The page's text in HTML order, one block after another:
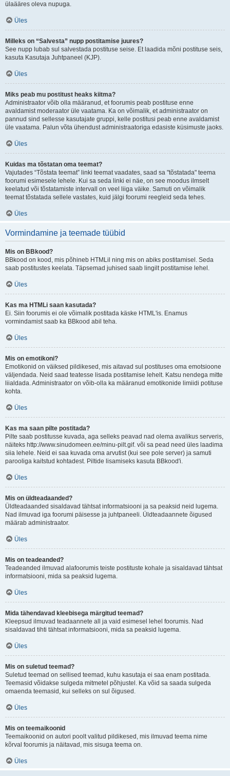
ülaääres oleva nupuga.
Üles
Milleks on “Salvesta” nupp postitamise juures?
See nupp lubab sul salvestada postituse seise. Et laadida mõni postituse seis,
kasuta Kasutaja Juhtpaneel (KJP).
Üles
Miks peab mu postitust heaks kiitma?
Administraator võib olla määranud, et foorumis peab postituse enne
avaldamist moderaator üle vaatama. Ka on võimalik, et administraator on
pannud sind sellesse kasutajate gruppi, kelle postitusi peab enne avaldamist
üle vaatama. Palun võta ühendust administraatoriga edasiste küsimuste jaoks.
Üles
Kuidas ma tõstatan oma teemat?
Vajutades “Tõstata teemat” linki teemat vaadates, saad sa "tõstatada" teema
foorumi esimesele lehele. Kui sa seda linki ei näe, on see moodus ilmselt
keelatud või tõstatamiste intervall on veel liiga väike. Samuti on võimalik
teemat tõstatada sellele vastates, kuid jälgi foorumi reegleid seda tehes.
Üles
Vormindamine ja teemade tüübid
Mis on BBkood?
BBkood on kood, mis põhineb HTMLil ning mis on abiks postitamisel. Seda
saab postitustes keelata. Täpsemad juhised saab lingilt postitamise lehel.
Üles
Kas ma HTMLi saan kasutada?
Ei. Siin foorumis ei ole võimalik postitada käske HTML'is. Enamus
vormindamist saab ka BBkood abil teha.
Üles
Mis on emotikoni?
Emotikonid on väiksed pildikesed, mis aitavad sul postituses oma emotsioone
väljendada. Neid saad teatesse lisada postitamise lehelt. Katsu nendega mitte
liialdada. Administraator on võib-olla ka määranud emotikonide limiidi potituse
kohta.
Üles
Kas ma saan pilte postitada?
Pilte saab postitusse kuvada, aga selleks peavad nad olema avalikus serveris,
näiteks http://www.sinudomeen.ee/minu-pilt.gif. või sa pead need üles laadima
siia lehele. Neid ei saa kuvada oma arvutist (kui see pole server) ja samuti
parooliga kaitstud kohtadest. Piltide lisamiseks kasuta BBkood'i.
Üles
Mis on üldteadaanded?
Üldteadaanded sisaldavad tähtsat informatsiooni ja sa peaksid neid lugema.
Nad ilmuvad iga foorumi päisesse ja juhtpaneeli. Üldteadaannete õigused
määrab administraator.
Üles
Mis on teadeanded?
Teadeanded ilmuvad alafoorumis teiste postituste kohale ja sisaldavad tähtsat
informatsiooni, mida sa peaksid lugema.
Üles
Mida tähendavad kleebisega märgitud teemad?
Kleepsud ilmuvad teadaannete all ja vaid esimesel lehel foorumis. Nad
sisaldavad tihti tähtsat informatsiooni, mida sa peaksid lugema.
Üles
Mis on suletud teemad?
Suletud teemad on sellised teemad, kuhu kasutaja ei saa enam postitada.
Teemasid võidakse sulgeda mitmetel põhjustel. Ka võid sa saada sulgeda
omaenda teemasid, kui selleks on sul õigused.
Üles
Mis on teemaikoonid
Teemaikoonid on autori poolt valitud pildikesed, mis ilmuvad teema nime
kõrval foorumis ja näitavad, mis sisuga teema on.
Üles